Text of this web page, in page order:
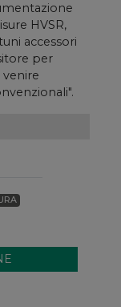
HVSR,
accessori
per
venire